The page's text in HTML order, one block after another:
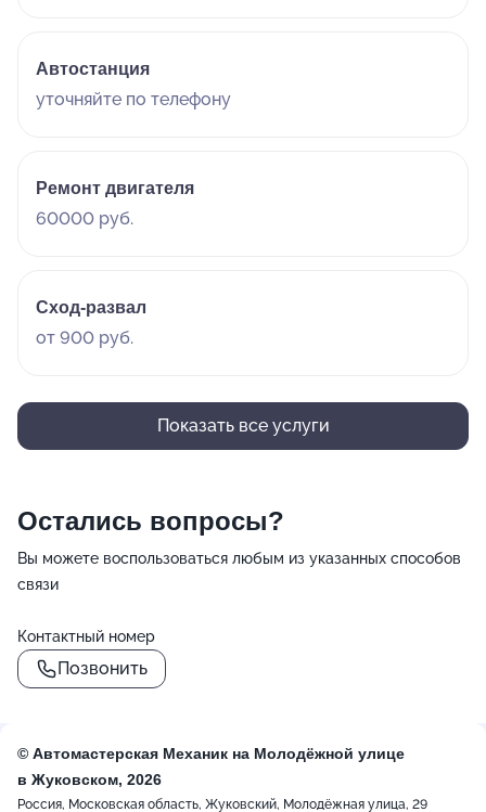
Автостанция
уточняйте по телефону
Ремонт двигателя
60000 руб.
Сход-развал
от 900 руб.
Показать все услуги
Остались вопросы?
Вы можете воспользоваться любым из указанных способов
связи
Контактный номер
Позвонить
© Автомастерская Механик на Молодёжной улице
в Жуковском, 2026
Россия, Московская область, Жуковский, Молодёжная улица, 29